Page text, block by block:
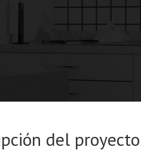
del proyecto